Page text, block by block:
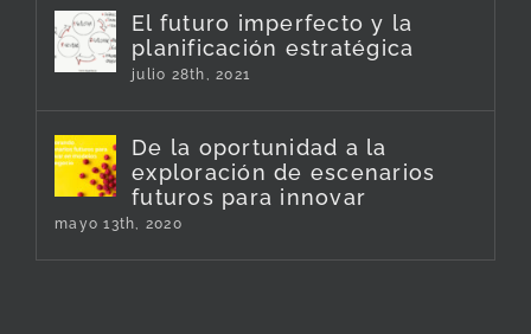
El futuro imperfecto y la
planificación estratégica
julio 28th, 2021
De la oportunidad a la
exploración de escenarios
futuros para innovar
mayo 13th, 2020